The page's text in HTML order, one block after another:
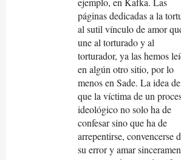
páginas dedicadas a la
al sutil vínculo de amor
une al torturado y al
torturador, ya las hemos
en algún otro sitio, por lo
menos en Sade. La idea de
que la víctima de un
ideológico no solo ha de
confesar sino que ha de
arrepentirse, convencerse
su error y amar